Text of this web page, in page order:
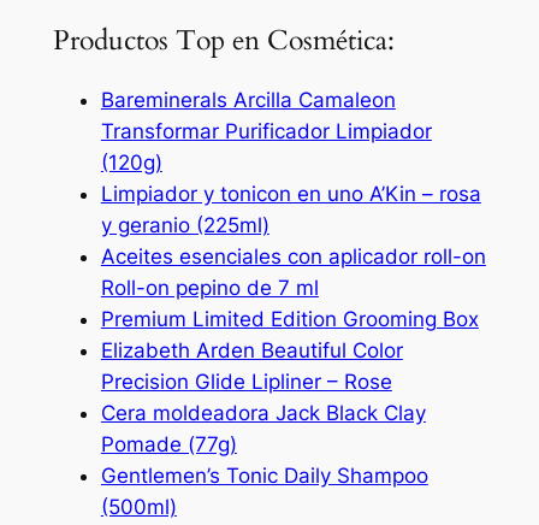
Productos Top en Cosmética:
Bareminerals Arcilla Camaleon
Transformar Purificador Limpiador
(120g)
Limpiador y tonicon en uno A’Kin – rosa
y geranio (225ml)
Aceites esenciales con aplicador roll-on
Roll-on pepino de 7 ml
Premium Limited Edition Grooming Box
Elizabeth Arden Beautiful Color
Precision Glide Lipliner – Rose
Cera moldeadora Jack Black Clay
Pomade (77g)
Gentlemen’s Tonic Daily Shampoo
(500ml)